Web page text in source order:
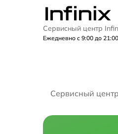
Сервисный центр
Ежедневно с 9:00 до 21:00
Сервисный